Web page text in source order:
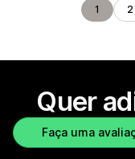
1 2
Quer
Faça uma